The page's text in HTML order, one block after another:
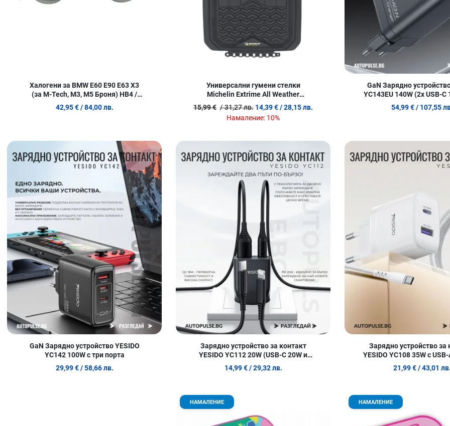
Халогени за BMW E60 E90 E63 X3
(за M-Tech, M3, M5 Броня) HB4 /
9006 (Комплект 2 бр.)
42,95 € / 84,00 лв.
Универсални гумени стелки
Michelin Extrime All Weather
Protection
15,99 € / 31,27 лв. 14,39 €/ 28,15 лв.
Намаление: 10%
GaN Зарядно
YC143EU 140W (2x USB-C
30W)
54,99 € / 107,55
Добави в любими
Сравни продукт
GaN Зарядно устройство YESIDO
YC142 100W с три порта
29,99 € / 58,66 лв.
Добави в любими
Зарядно устройство за контакт
YESIDO YC112 20W (USB-C 20W и
USB-A 18W)
14,99 € / 29,32 лв.
Зарядно устройство за
YESIDO YC108 35W с
21,99 € / 43,01 лв.
Добави в любими
НАМАЛЕНИЕ Добави в любими
Сравни продукт
НАМАЛЕНИЕ